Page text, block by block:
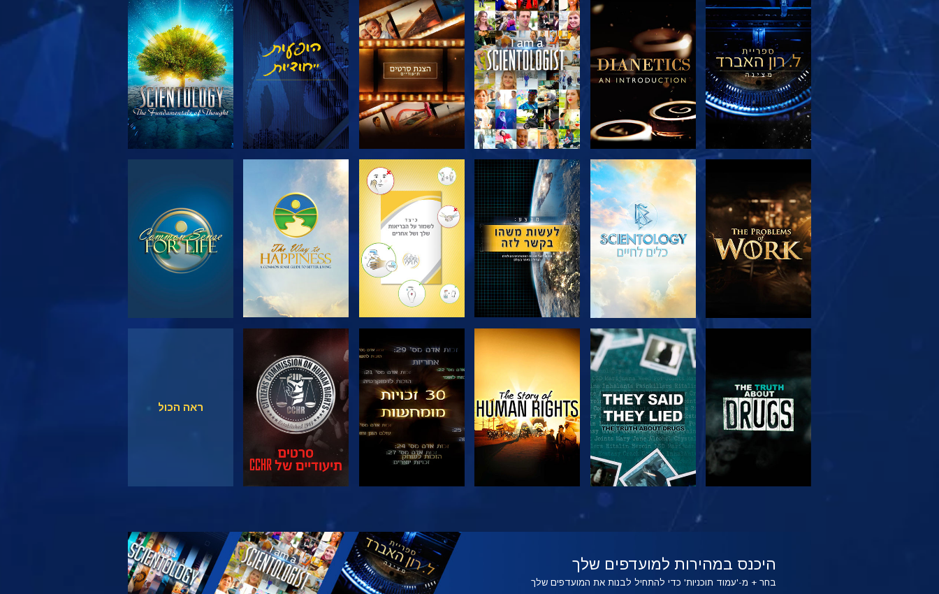
בדוק את הסדרה בדוק את הסדרה בדוק את הסדרה בדוק את הסדרה בדוק את הסדרה צפה
בדוק את הסדרה צפה בדוק את הסדרה בדוק את הסדרה בדוק את הסדרה
צפה צפה צפה
צפה בדוק את הסדרה
ראה הכול
היכנס במהירות למועדפים שלך
בחר + מ-'עמוד תוכניות' כדי להתחיל לבנות את המועדפים שלך